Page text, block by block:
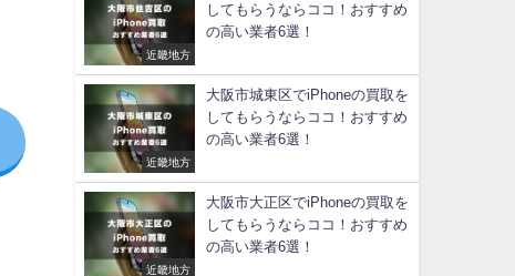
近畿地方
してもらうならココ！おすすめ
の高い業者6選！
近畿地方
大阪市城東区でiPhoneの買取を
してもらうならココ！おすすめ
の高い業者6選！
近畿地方
大阪市大正区でiPhoneの買取を
してもらうならココ！おすすめ
の高い業者6選！